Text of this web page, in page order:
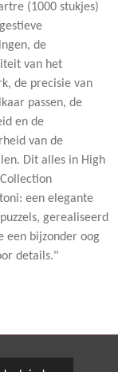
(1000 stukjes)
de
van het
de precisie van
passen, de
en de
van de
Dit alles in High
een elegante
gerealiseerd
een bijzonder oog
details."